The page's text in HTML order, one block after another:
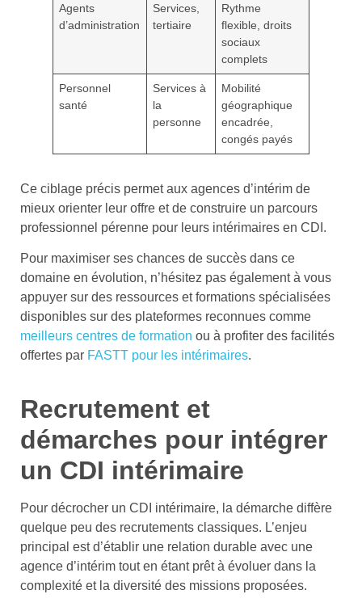
Agents
d’administration
Services,
tertiaire
Rythme
flexible, droits
sociaux
complets
Personnel
santé
Services à
la
personne
Mobilité
géographique
encadrée,
congés payés
Ce ciblage précis permet aux agences d’intérim de
mieux orienter leur offre et de construire un parcours
professionnel pérenne pour leurs intérimaires en CDI.
Pour maximiser ses chances de succès dans ce
domaine en évolution, n’hésitez pas également à vous
appuyer sur des ressources et formations spécialisées
disponibles sur des plateformes reconnues comme
meilleurs centres de formation ou à profiter des facilités
offertes par FASTT pour les intérimaires.
Recrutement et
démarches pour intégrer
un CDI intérimaire
Pour décrocher un CDI intérimaire, la démarche diffère
quelque peu des recrutements classiques. L’enjeu
principal est d’établir une relation durable avec une
agence d’intérim tout en étant prêt à évoluer dans la
complexité et la diversité des missions proposées.